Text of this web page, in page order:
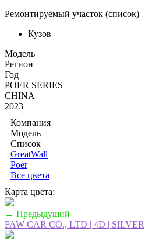
Ремонтируемый участок (список)
Кузов
Moдель
Регион
Год
POER SERIES
CHINA
2023
Компания
Модель
Список
GreatWall
Poer
Все цвета
Карта цвета:
← Предыдущий
FAW CAR CO., LTD | 4D | SILVER